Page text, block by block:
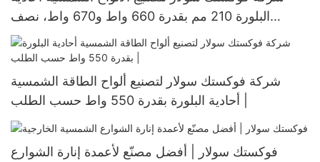
البلورة 210 مم بقدرة 660 واط و670 واط، نصف
مقطوعة، 132 خلية
شركة فوكستك سولار لتصنيع ألواح الطاقة الشمسية
فوكستك سولار | أفضل مصنّع لأعمدة إنارة الشوارع